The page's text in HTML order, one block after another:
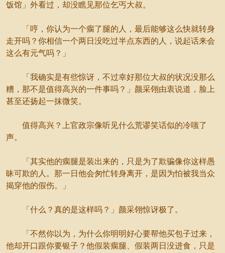
饭馆」外看过，却没瞧见那位乞丐大叔。
「哼，你认为一个瘸了腿的人，最后能够这么快就转身
走开吗？你相信一个两日没吃过半点东西的人，说起话来会
这么有元气吗？」
「我确实是有些惊讶，不过幸好那位大叔的状况没那么
糟，那不是值得高兴的一件事吗？」颜采翎由衷说道，脸上
甚至还扬起一抹微笑。
值得高兴？上官政宗像听见什么荒谬笑话似的冷嗤了
声。
「其实他的瘸腿是装出来的，只是为了欺骗像你这样愚
昧可欺的人。那一日他会匆忙转身离开，是因为怕被我当众
揭穿他的假伤。」
「什么？真的是这样吗？」颜采翎惊讶极了。
「不然你以为，为什么你明明好心要帮他买包子过来，
他却开口跟你要银子？他假装瘸腿、假装两日没进食，只是